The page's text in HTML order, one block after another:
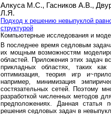
Алкуса М.С., Гасников А.В.,
Л.Я.
Подход к решению невыпуклой
структурой
Компьютерные исследования и
В последнее время седловым
их мощным возможностям
областей. Приложения этих задач
прикладных областях, таких как
оптимизация, теория игр
например, минимизация
состязательных сетей. Поэтому
разработкой численных методов
предположениях. Данная статья
решения седловых задач в